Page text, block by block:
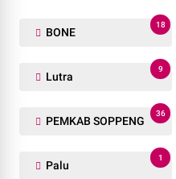
BONE
18
Lutra
9
PEMKAB SOPPENG
36
Palu
1